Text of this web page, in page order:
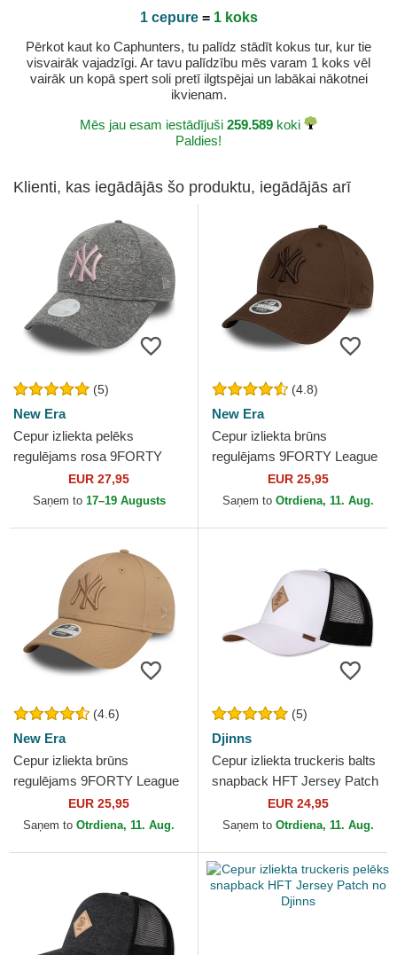
1 cepure= 1 koks
Pērkot kaut ko Caphunters, tu palīdz stādīt kokus tur, kur tie
visvairāk vajadzīgi. Ar tavu palīdzību mēs varam 1 koks vēl
vairāk un kopā spert soli pretī ilgtspējai un labākai nākotnei
ikvienam.
Mēs jau esam iestādījuši 259.589 koki
Paldies!
Klienti, kas iegādājās šo produktu, iegādājās arī
(5)
New Era
Cepur izliekta pelēks
regulējams rosa 9FORTY
Tech Jersey no New York
Yankees MLB no New Era
EUR 27,95
Saņem to 17–19 Augusts
(4.8)
New Era
Cepur izliekta brūns
regulējams 9FORTY League
Essential no New York
Yankees MLB no New Era
EUR 25,95
Saņem to Otrdiena, 11. Aug.
(4.6)
New Era
Cepur izliekta brūns
regulējams 9FORTY League
Essential no New York
Yankees MLB no New Era
EUR 25,95
Saņem to Otrdiena, 11. Aug.
(5)
Djinns
Cepur izliekta truckeris balts
snapback HFT Jersey Patch
EUR 24,95
Saņem to Otrdiena, 11. Aug.